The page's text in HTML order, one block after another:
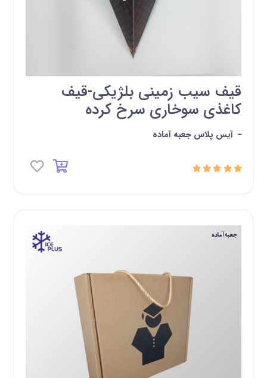
قیف سیب زمینی بلژیکی-قیف
کاغذی سوخاری سرخ کرده
- آیس پلاس جعبه آماده